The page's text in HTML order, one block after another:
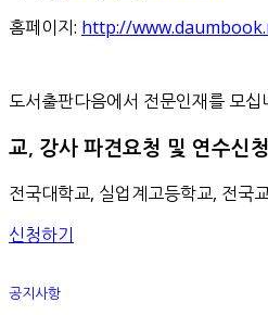
홈페이지: http://
도서출판다음에서 전문인재를 모십
교, 강사 파견요청 및 연수신
전국대학교, 실업계고등학교, 전국
신청하기
공지사항